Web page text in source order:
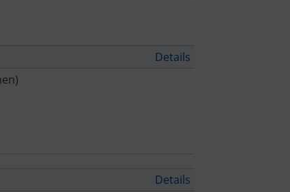
Details
Details